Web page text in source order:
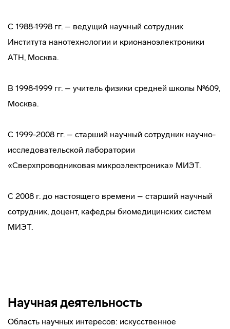
С 1988-1998 гг. – ведущий научный сотрудник
Института нанотехнологии и крионаноэлектроники
АТН, Москва.
В 1998-1999 гг. – учитель физики средней школы №609,
Москва.
С 1999-2008 гг. – старший научный сотрудник научно-
исследовательской лаборатории
«Сверхпроводниковая микроэлектроника» МИЭТ.
C 2008 г. до настоящего времени – старший научный
сотрудник, доцент, кафедры биомедицинских систем
МИЭТ.
Научная деятельность
Область научных интересов: искусственное